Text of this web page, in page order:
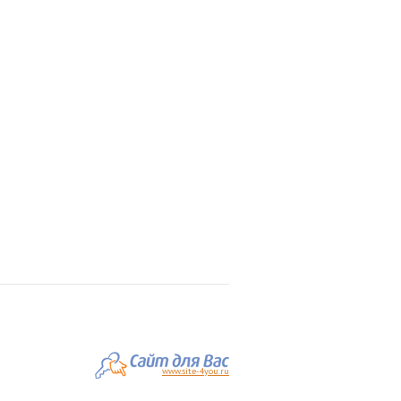
www.site-4you.ru